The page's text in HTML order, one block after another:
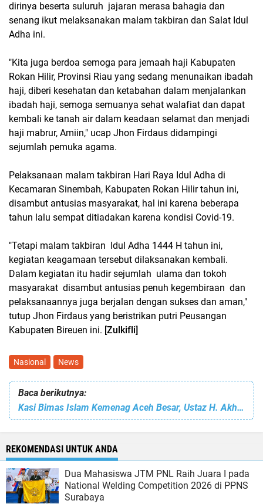
dirinya beserta suluruh jajaran merasa bahagia dan
senang ikut melaksanakan malam takbiran dan Salat Idul
Adha ini.
"Kita juga berdoa semoga para jemaah haji Kabupaten
Rokan Hilir, Provinsi Riau yang sedang menunaikan ibadah
haji, diberi kesehatan dan ketabahan dalam menjalankan
ibadah haji, semoga semuanya sehat walafiat dan dapat
kembali ke tanah air dalam keadaan selamat dan menjadi
haji mabrur, Amiin," ucap Jhon Firdaus didampingi
sejumlah pemuka agama.
Pelaksanaan malam takbiran Hari Raya Idul Adha di
Kecamaran Sinembah, Kabupaten Rokan Hilir tahun ini,
disambut antusias masyarakat, hal ini karena beberapa
tahun lalu sempat ditiadakan karena kondisi Covid-19.
"Tetapi malam takbiran Idul Adha 1444 H tahun ini,
kegiatan keagamaan tersebut dilaksanakan kembali.
Dalam kegiatan itu hadir sejumlah ulama dan tokoh
masyarakat disambut antusias penuh kegembiraan dan
pelaksanaannya juga berjalan dengan sukses dan aman,"
tutup Jhon Firdaus yang beristrikan putri Peusangan
Kabupaten Bireuen ini. [Zulkifli]
Nasional News
Baca berikutnya:
Kasi Bimas Islam Kemenag Aceh Besar, Ustaz H. Akhyar: Sikap Rela Berkorban Mulai Langka
REKOMENDASI UNTUK ANDA
Dua Mahasiswa JTM PNL Raih Juara I pada
National Welding Competition 2026 di PPNS
Surabaya